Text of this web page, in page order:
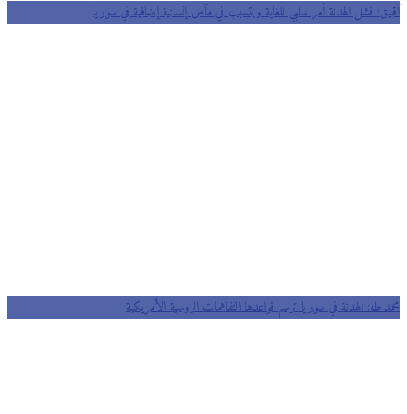
آقبيق: فشل الهدنة أمر سلبي للغاية ويتسبب في مآس إنسانية إضافية في سوريا
محمد طه: الهدنة في سوريا ترسم قواعدها التفاهمات الروسية الأمريكية